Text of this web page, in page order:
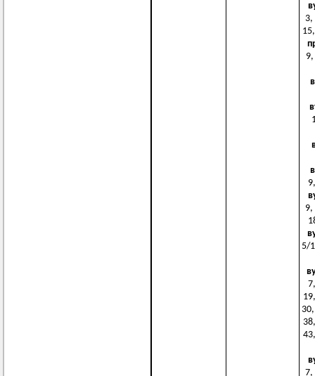
3,
9,
5/
7,